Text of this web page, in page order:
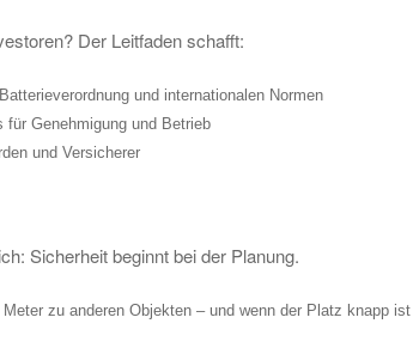
Der Leitfaden schafft:
und internationalen Normen
Genehmigung und Betrieb
und Versicherer
Sicherheit beginnt bei der Planung.
zu anderen Objekten – und wenn der Platz knapp